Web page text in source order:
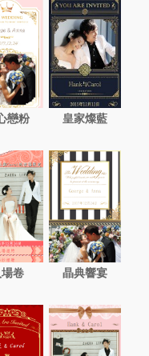
戀粉 皇家燦藍
場卷 晶典響宴